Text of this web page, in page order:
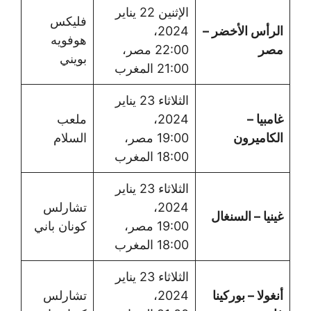
الرأس الأخضر –
مصر
الإثنين 22 يناير
2024،
22:00 مصر،
21:00 المغرب
فليكس
هوفويه
بويني
غامبيا –
الكاميرون
الثلاثاء 23 يناير
2024،
19:00 مصر،
18:00 المغرب
ملعب
السلام
غينيا – السنغال
الثلاثاء 23 يناير
2024،
19:00 مصر،
18:00 المغرب
تشارلس
كونان باني
أنغولا – بوركينا
الثلاثاء 23 يناير
2024،
تشارلس